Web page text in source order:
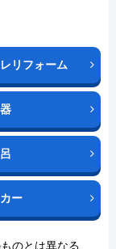
レリフォーム
ー
のとは異なる